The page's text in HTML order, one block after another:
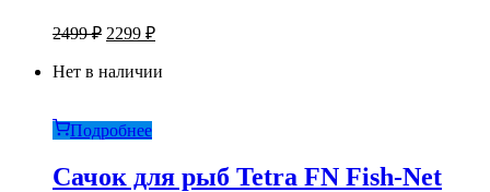
2499₽ Первоначальная
составляла
2299 ₽Текущая
2299 ₽.
Нет в наличии
Подробнее
Сачок для рыб Tetra FN Fish-Net